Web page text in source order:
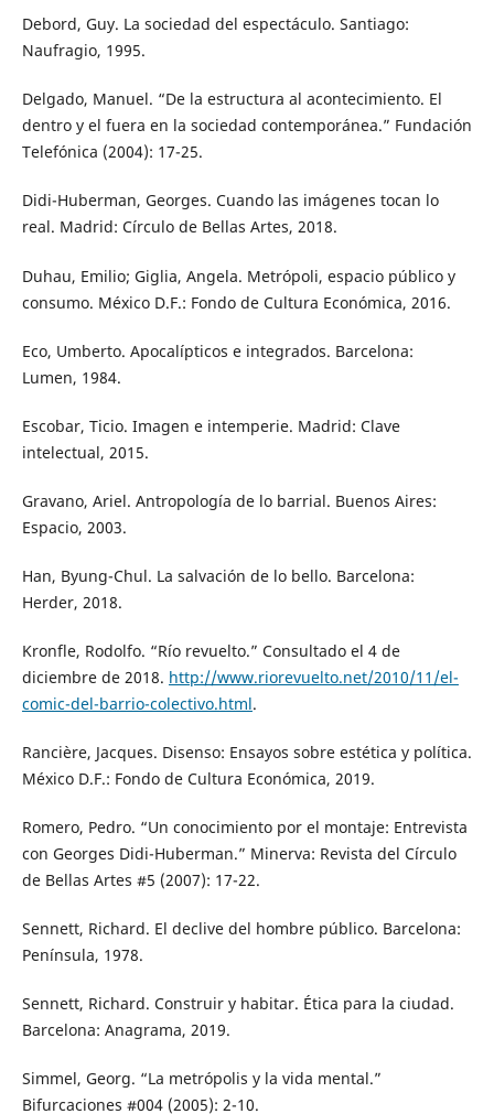
Debord, Guy. La sociedad del espectáculo. Santiago:
Naufragio, 1995.
Delgado, Manuel. “De la estructura al acontecimiento. El
dentro y el fuera en la sociedad contemporánea.” Fundación
Telefónica (2004): 17-25.
Didi-Huberman, Georges. Cuando las imágenes tocan lo
real. Madrid: Círculo de Bellas Artes, 2018.
Duhau, Emilio; Giglia, Angela. Metrópoli, espacio público y
consumo. México D.F.: Fondo de Cultura Económica, 2016.
Eco, Umberto. Apocalípticos e integrados. Barcelona:
Lumen, 1984.
Escobar, Ticio. Imagen e intemperie. Madrid: Clave
intelectual, 2015.
Gravano, Ariel. Antropología de lo barrial. Buenos Aires:
Espacio, 2003.
Han, Byung-Chul. La salvación de lo bello. Barcelona:
Herder, 2018.
Kronfle, Rodolfo. “Río revuelto.” Consultado el 4 de
diciembre de 2018. http://www.riorevuelto.net/2010/11/el-
comic-del-barrio-colectivo.html.
Rancière, Jacques. Disenso: Ensayos sobre estética y política.
México D.F.: Fondo de Cultura Económica, 2019.
Romero, Pedro. “Un conocimiento por el montaje: Entrevista
con Georges Didi-Huberman.” Minerva: Revista del Círculo
de Bellas Artes #5 (2007): 17-22.
Sennett, Richard. El declive del hombre público. Barcelona:
Península, 1978.
Sennett, Richard. Construir y habitar. Ética para la ciudad.
Barcelona: Anagrama, 2019.
Simmel, Georg. “La metrópolis y la vida mental.”
Bifurcaciones #004 (2005): 2-10.